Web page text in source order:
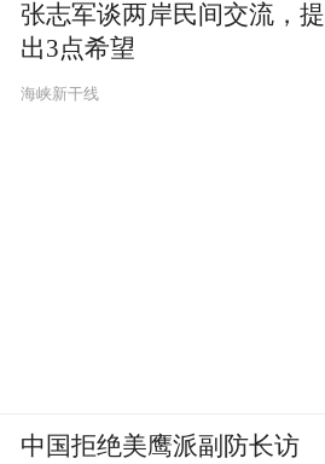
张志军谈两岸民间交流，提
出3点希望
海峡新干线
中国拒绝美鹰派副防长访